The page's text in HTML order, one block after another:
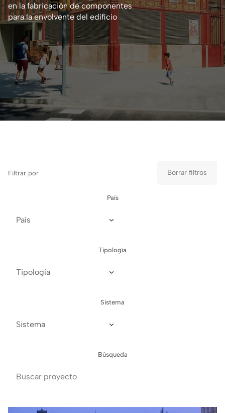
en la fabricación de componentes
para la envolvente del edificio
Filtrar por Borrar filtros
País
Tipología
Sistema
Búsqueda